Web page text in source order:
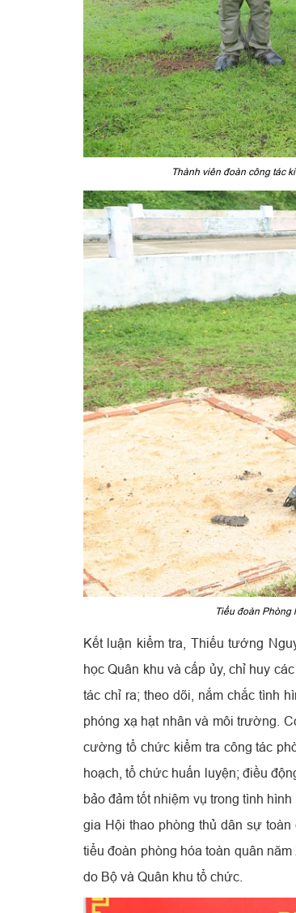
Thành viên đoàn công tác
Tiểu đoàn Phòng
Kết luận kiểm tra, Thiếu tướng
học Quân khu và cấp ủy, chỉ huy
tác chỉ ra; theo dõi, nắm chắc tình
phóng xạ hạt nhân và môi trường.
cường tổ chức kiểm tra công tác
hoạch, tổ chức huấn luyện; điều
bảo đảm tốt nhiệm vụ trong tình
gia Hội thao phòng thủ dân sự
tiểu đoàn phòng hóa toàn quân
do Bộ và Quân khu tổ chức.